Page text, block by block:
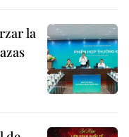
la